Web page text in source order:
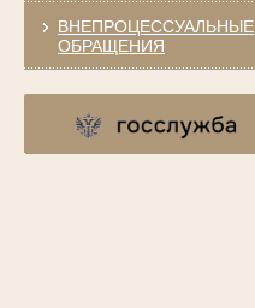
ВНЕПРОЦЕССУАЛЬНЫЕ
ОБРАЩЕНИЯ